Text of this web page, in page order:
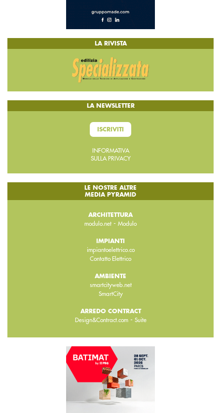
LA RIVISTA
LA NEWSLETTER
ISCRIVITI
INFORMATIVA
SULLA PRIVACY
LE NOSTRE ALTRE
MEDIA PYRAMID
ARCHITETTURA
modulo.net - Modulo
IMPIANTI
impiantoelettrico.co
Contatto Elettrico
AMBIENTE
smartcityweb.net
SmartCity
ARREDO CONTRACT
Design&Contract.com- Suite